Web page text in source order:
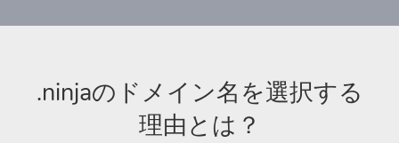
.ninjaのドメイン名を選択する
理由とは？